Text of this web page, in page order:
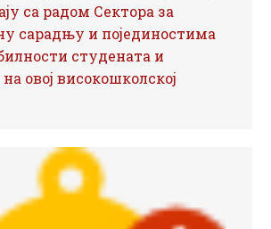
са радом Сектора за
сарадњу и појединостима
студената и
овој високошколској